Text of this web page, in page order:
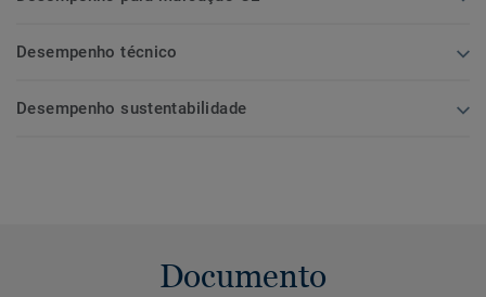
Desempenho técnico
Desempenho sustentabilidade
Documento